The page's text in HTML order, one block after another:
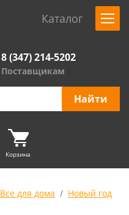
Каталог
8 (347) 214-5202
Поставщикам
Корзина
Все для дома
Новый год